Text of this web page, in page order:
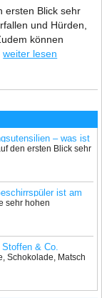
ersten Blick sehr
und Hürden,
können
weiter lesen
– was ist
den ersten Blick sehr
ist am
sehr hohen
& Co.
Schokolade, Matsch